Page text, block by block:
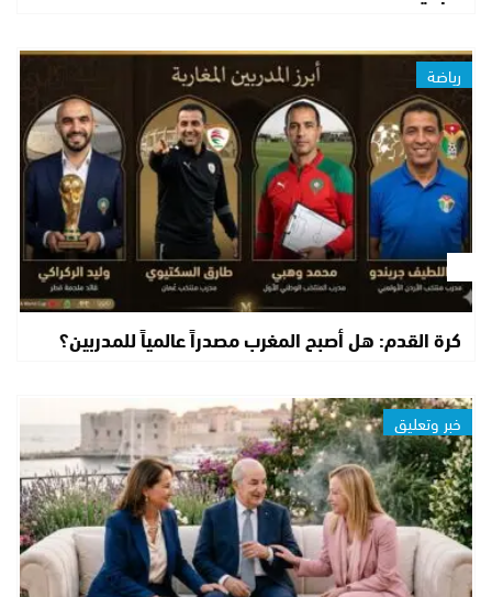
رياضة
كرة القدم: هل أصبح المغرب مصدراً عالمياً للمدربين؟
خبر وتعليق